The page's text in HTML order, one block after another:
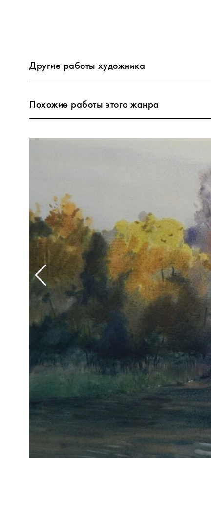
Другие работы художника
Похожие работы этого жанра